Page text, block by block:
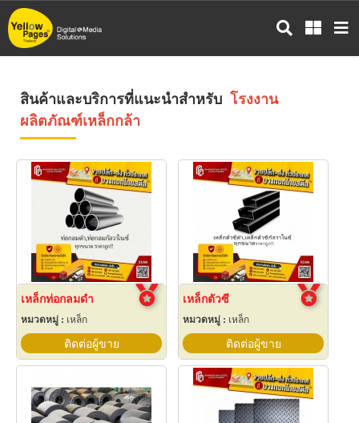
ข้าม
ไป
สินค้าและบริการที่แนะนำสำหรับ โรงงาน
ผลิตภัณฑ์เหล็กกล้า
เหล็กท่อกลมดำ
หมวดหมู่ : เหล็ก
ติดต่อผู้ขาย
เหล็กตัวซี
หมวดหมู่ : เหล็ก
ติดต่อผู้ขาย